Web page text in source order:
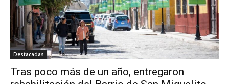
Destacadas
Tras poco más de un año, entregaron